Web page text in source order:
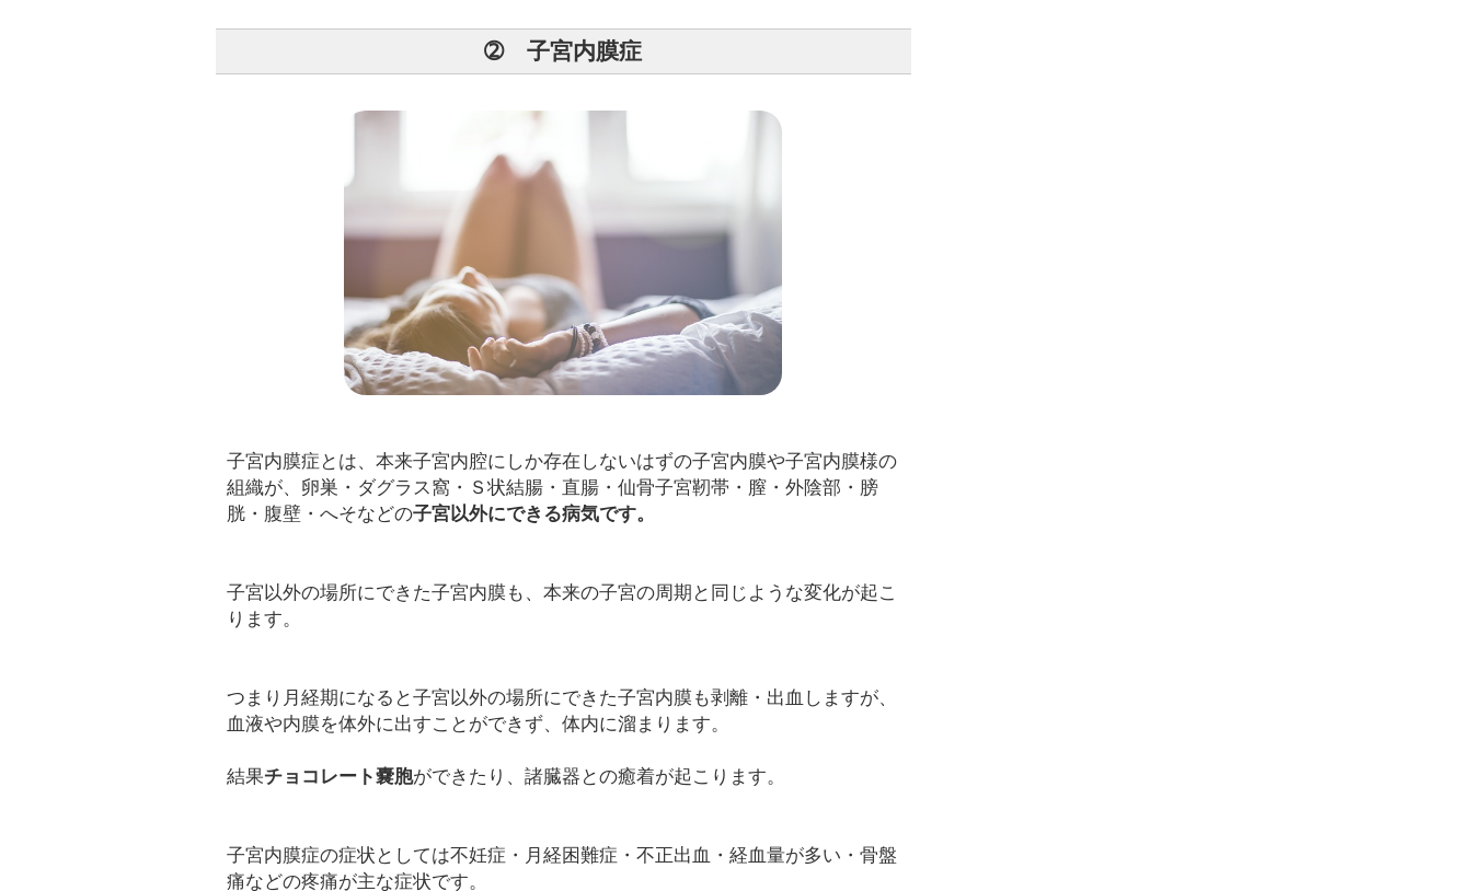
➁ 子宮内膜症
子宮内膜症とは、本来子宮内腔にしか存在しないはずの子宮内膜や子宮内膜様の
組織が、卵巣・ダグラス窩・Ｓ状結腸・直腸・仙骨子宮靭帯・膣・外陰部・膀
胱・腹壁・へそなどの子宮以外にできる病気です。
子宮以外の場所にできた子宮内膜も、本来の子宮の周期と同じような変化が起こ
ります。
つまり月経期になると子宮以外の場所にできた子宮内膜も剥離・出血しますが、
血液や内膜を体外に出すことができず、体内に溜まります。
結果チョコレート嚢胞ができたり、諸臓器との癒着が起こります。
子宮内膜症の症状としては不妊症・月経困難症・不正出血・経血量が多い・骨盤
痛などの疼痛が主な症状です。